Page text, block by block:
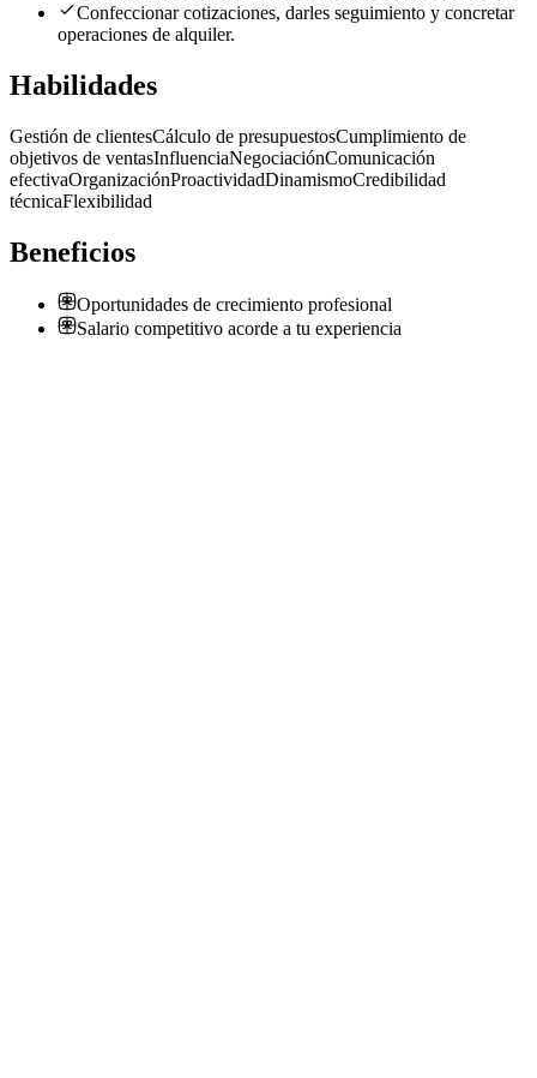
Confeccionar cotizaciones, darles seguimiento y concretar
operaciones de alquiler.
Habilidades
Gestión de clientesCálculo de presupuestosCumplimiento de
objetivos de ventasInfluenciaNegociaciónComunicación
efectivaOrganizaciónProactividadDinamismoCredibilidad
técnicaFlexibilidad
Beneficios
Oportunidades de crecimiento profesional
Salario competitivo acorde a tu experiencia